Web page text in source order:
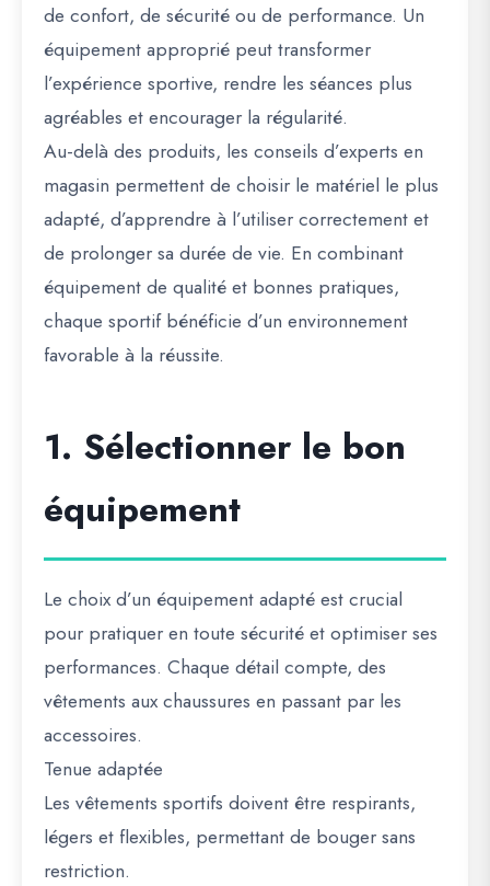
de confort, de sécurité ou de performance. Un
équipement approprié peut transformer
l’expérience sportive, rendre les séances plus
agréables et encourager la régularité.
Au-delà des produits, les conseils d’experts en
magasin permettent de choisir le matériel le plus
adapté, d’apprendre à l’utiliser correctement et
de prolonger sa durée de vie. En combinant
équipement de qualité et bonnes pratiques,
chaque sportif bénéficie d’un environnement
favorable à la réussite.
1. Sélectionner le bon
équipement
Le choix d’un équipement adapté est crucial
pour pratiquer en toute sécurité et optimiser ses
performances. Chaque détail compte, des
vêtements aux chaussures en passant par les
accessoires.
Tenue adaptée
Les vêtements sportifs doivent être respirants,
légers et flexibles, permettant de bouger sans
restriction.